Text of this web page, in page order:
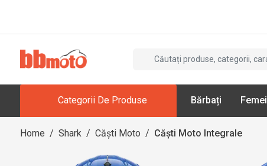
Categorii De Produse Bărbați Femei
Home / Shark / Căști Moto / Căști Moto Integrale